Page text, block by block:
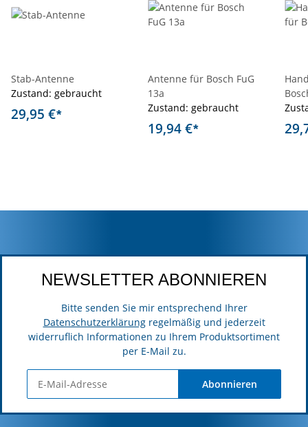
Stab-Antenne
Zustand: gebraucht
29,95 €*
Antenne für Bosch FuG
13a
Zustand: gebraucht
19,94 €*
NEWSLETTER ABONNIEREN
Bitte senden Sie mir entsprechend Ihrer
Datenschutzerklärungregelmäßig und jederzeit
widerruflich Informationen zu Ihrem Produktsortiment
per E-Mail zu.
Abonnieren